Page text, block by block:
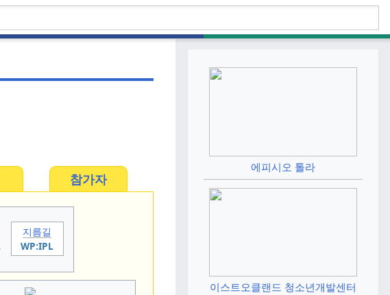
참가자
지름길
WP:IPL
에피시오 톨라
이스트오클랜드 청소년개발센터